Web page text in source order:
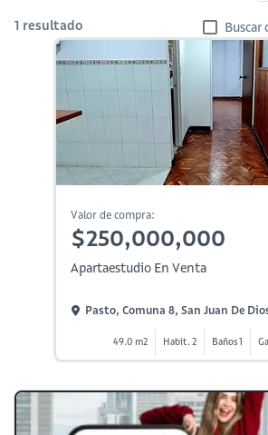
1 resultado Buscar
Valor de compra:
$250,000,000
Apartaestudio En Venta
Pasto, Comuna 8, San Juan De
49.0 m2 Habit. 2 Baños 1